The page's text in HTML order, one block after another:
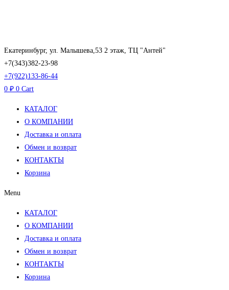
Екатеринбург, ул. Малышева,53 2 этаж, ТЦ "Антей"
+7(343)382-23-98
+7(922)133-86-44
0 ₽ 0 Cart
КАТАЛОГ
О КОМПАНИИ
Доставка и оплата
Обмен и возврат
КОНТАКТЫ
Корзина
Menu
КАТАЛОГ
О КОМПАНИИ
Доставка и оплата
Обмен и возврат
КОНТАКТЫ
Корзина